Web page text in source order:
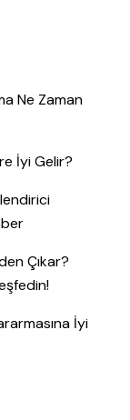
Ne Zaman
İyi Gelir?
Çıkar?
İyi